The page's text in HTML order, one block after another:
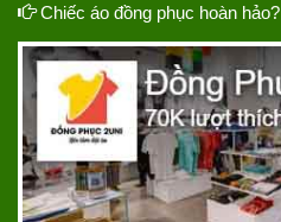
Chiếc áo đồng phục hoàn hảo?